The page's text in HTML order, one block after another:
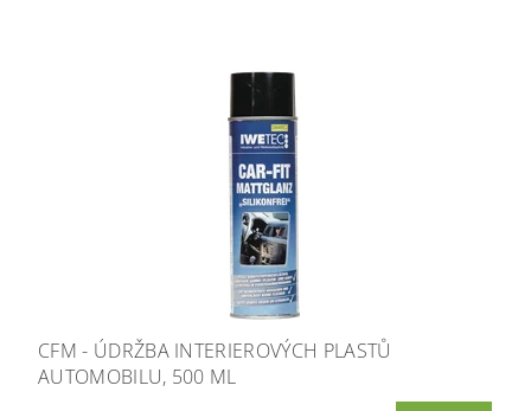
CFM - ÚDRŽBA INTERIEROVÝCH PLASTŮ
AUTOMOBILU, 500 ML